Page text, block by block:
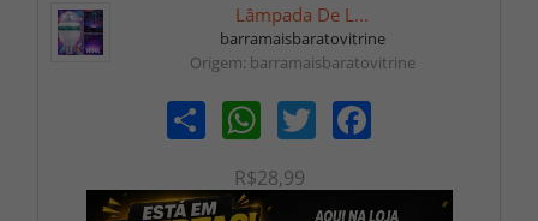
Lâmpada De L...
barramaisbaratovitrine
Origem: barramaisbaratovitrine
Share WhatsAppTwitter Facebook
R$28,99